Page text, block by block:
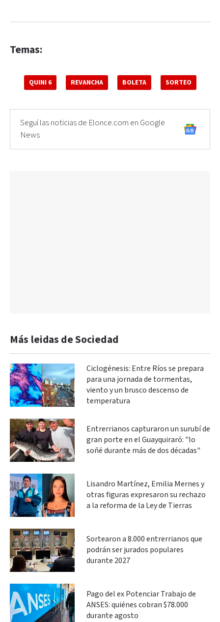
Temas:
QUINI 6 REVANCHA BOLETA SORTEO
Seguí las noticias de Elonce.com en Google
News
Más leidas de Sociedad
Ciclogénesis: Entre Ríos se prepara
para una jornada de tormentas,
viento y un brusco descenso de
temperatura
Entrerrianos capturaron un surubí de
gran porte en el Guayquiraró: "lo
soñé durante más de dos décadas"
Lisandro Martínez, Emilia Mernes y
otras figuras expresaron su rechazo
a la reforma de la Ley de Tierras
Sortearon a 8.000 entrerrianos que
podrán ser jurados populares
durante 2027
Pago del ex Potenciar Trabajo de
ANSES: quiénes cobran $78.000
durante agosto